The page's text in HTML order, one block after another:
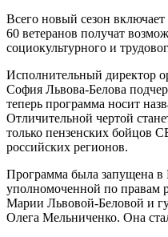
Всего новый сезон
60 ветеранов получат
социокультурного и
Исполнительный директор
София Львова-Белова
теперь программа носит
Отличительной чертой
только пензенских бойцов
российских регионов.
Программа была запущена в
уполномоченной по правам
Марии Львовой-Беловой и
Олега Мельниченко. Она